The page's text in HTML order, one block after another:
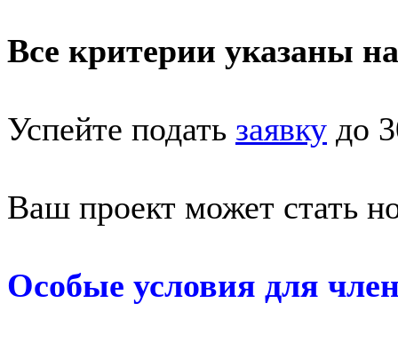
Все критерии указаны
Успейте подать заявку до
Ваш проект может стать
Особые условия для